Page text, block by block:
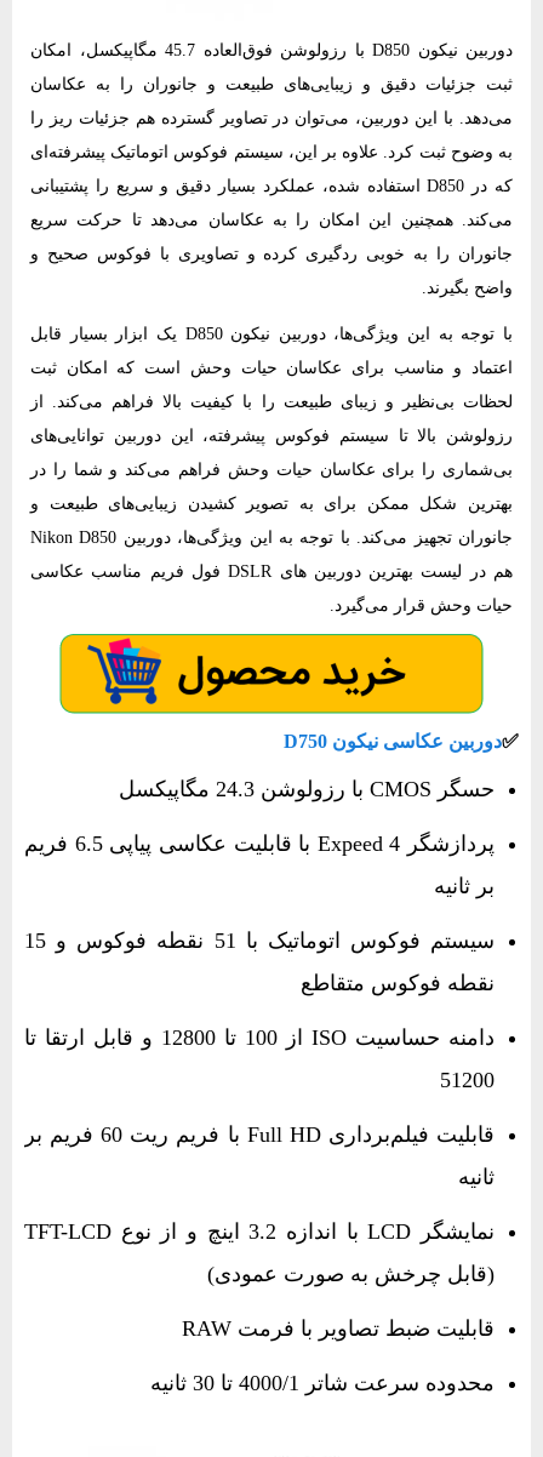
دوربین نیکون D850 با رزولوشن فوق‌العاده 45.7 مگاپیکسل، امکان
ثبت جزئیات دقیق و زیبایی‌های طبیعت و جانوران را به عکاسان
می‌دهد. با این دوربین، می‌توان در تصاویر گسترده هم جزئیات ریز را
به وضوح ثبت کرد. علاوه بر این، سیستم فوکوس اتوماتیک پیشرفته‌ای
که در D850 استفاده شده، عملکرد بسیار دقیق و سریع را پشتیبانی
می‌کند. همچنین این امکان را به عکاسان می‌دهد تا حرکت سریع
جانوران را به خوبی ردگیری کرده و تصاویری با فوکوس صحیح و
واضح بگیرند.
با توجه به این ویژگی‌ها، دوربین نیکون D850 یک ابزار بسیار قابل
اعتماد و مناسب برای عکاسان حیات وحش است که امکان ثبت
لحظات بی‌نظیر و زیبای طبیعت را با کیفیت بالا فراهم می‌کند. از
رزولوشن بالا تا سیستم فوکوس پیشرفته، این دوربین توانایی‌های
بی‌شماری را برای عکاسان حیات وحش فراهم می‌کند و شما را در
بهترین شکل ممکن برای به تصویر کشیدن زیبایی‌های طبیعت و
جانوران تجهیز می‌کند. با توجه به این ویژگی‌ها، دوربین Nikon D850
هم در لیست بهترین دوربین های DSLR فول فریم مناسب عکاسی
حیات وحش قرار می‌گیرد.
✅​دوربین عکاسی نیکون D750
حسگر CMOS با رزولوشن 24.3 مگاپیکسل
پردازشگر Expeed 4 با قابلیت عکاسی پیاپی 6.5 فریم
بر ثانیه
سیستم فوکوس اتوماتیک با 51 نقطه فوکوس و 15
نقطه فوکوس متقاطع
دامنه حساسیت ISO از 100 تا 12800 و قابل ارتقا تا
51200
قابلیت فیلم‌برداری Full HD با فریم ریت 60 فریم بر
ثانیه
نمایشگر LCD با اندازه 3.2 اینچ و از نوع TFT-LCD
(قابل چرخش به‌ صورت عمودی)
قابلیت ضبط تصاویر با فرمت RAW
محدوده سرعت شاتر 4000/1 تا 30 ثانیه